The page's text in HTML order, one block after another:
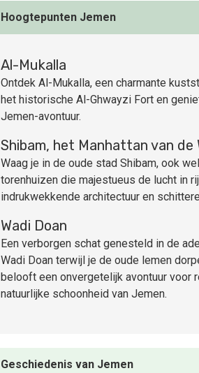
Hoogtepunten Jemen
Al-Mukalla
Ontdek Al-Mukalla, een charmante
het historische Al-Ghwayzi Fort en
Jemen-avontuur.
Shibam, het Manhattan van de
Waag je in de oude stad Shibam, ook
torenhuizen die majestueus de lucht in
indrukwekkende architectuur en
Wadi Doan
Een verborgen schat genesteld in de
Wadi Doan terwijl je de oude lemen
belooft een onvergetelijk avontuur voor
natuurlijke schoonheid van Jemen.
Geschiedenis van Jemen